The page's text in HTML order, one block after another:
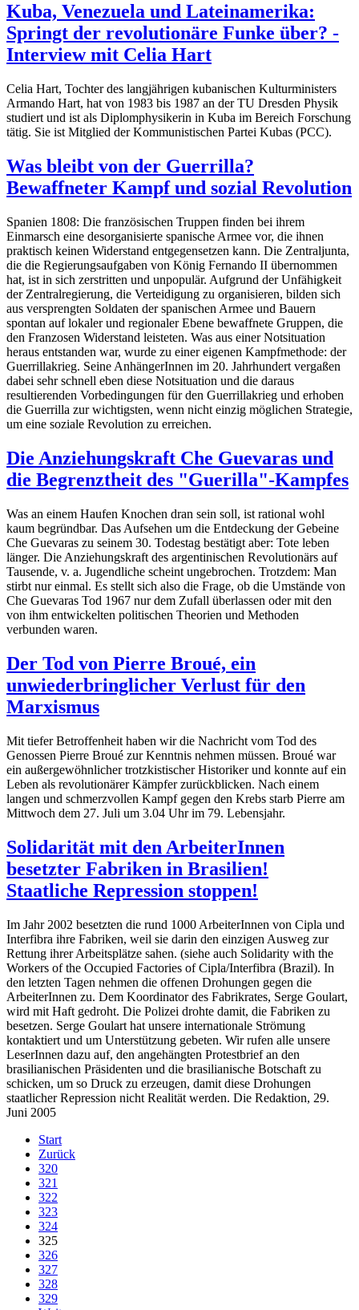
Kuba, Venezuela und Lateinamerika:
Springt der revolutionäre Funke über? -
Interview mit Celia Hart
Celia Hart, Tochter des langjährigen kubanischen Kulturministers
Armando Hart, hat von 1983 bis 1987 an der TU Dresden Physik
studiert und ist als Diplomphysikerin in Kuba im Bereich Forschung
tätig. Sie ist Mitglied der Kommunistischen Partei Kubas (PCC).
Was bleibt von der Guerrilla?
Bewaffneter Kampf und sozial Revolution
Spanien 1808: Die französischen Truppen finden bei ihrem
Einmarsch eine desorganisierte spanische Armee vor, die ihnen
praktisch keinen Widerstand entgegensetzen kann. Die Zentraljunta,
die die Regierungsaufgaben von König Fernando II übernommen
hat, ist in sich zerstritten und unpopulär. Aufgrund der Unfähigkeit
der Zentralregierung, die Verteidigung zu organisieren, bilden sich
aus versprengten Soldaten der spanischen Armee und Bauern
spontan auf lokaler und regionaler Ebene bewaffnete Gruppen, die
den Franzosen Widerstand leisteten. Was aus einer Notsituation
heraus entstanden war, wurde zu einer eigenen Kampfmethode: der
Guerrillakrieg. Seine AnhängerInnen im 20. Jahrhundert vergaßen
dabei sehr schnell eben diese Notsituation und die daraus
resultierenden Vorbedingungen für den Guerrillakrieg und erhoben
die Guerrilla zur wichtigsten, wenn nicht einzig möglichen Strategie,
um eine soziale Revolution zu erreichen.
Die Anziehungskraft Che Guevaras und
die Begrenztheit des "Guerilla"-Kampfes
Was an einem Haufen Knochen dran sein soll, ist rational wohl
kaum begründbar. Das Aufsehen um die Entdeckung der Gebeine
Che Guevaras zu seinem 30. Todestag bestätigt aber: Tote leben
länger. Die Anziehungskraft des argentinischen Revolutionärs auf
Tausende, v. a. Jugendliche scheint ungebrochen. Trotzdem: Man
stirbt nur einmal. Es stellt sich also die Frage, ob die Umstände von
Che Guevaras Tod 1967 nur dem Zufall überlassen oder mit den
von ihm entwickelten politischen Theorien und Methoden
verbunden waren.
Der Tod von Pierre Broué, ein
unwiederbringlicher Verlust für den
Marxismus
Mit tiefer Betroffenheit haben wir die Nachricht vom Tod des
Genossen Pierre Broué zur Kenntnis nehmen müssen. Broué war
ein außergewöhnlicher trotzkistischer Historiker und konnte auf ein
Leben als revolutionärer Kämpfer zurückblicken. Nach einem
langen und schmerzvollen Kampf gegen den Krebs starb Pierre am
Mittwoch dem 27. Juli um 3.04 Uhr im 79. Lebensjahr.
Solidarität mit den ArbeiterInnen
besetzter Fabriken in Brasilien!
Staatliche Repression stoppen!
Im Jahr 2002 besetzten die rund 1000 ArbeiterInnen von Cipla und
Interfibra ihre Fabriken, weil sie darin den einzigen Ausweg zur
Rettung ihrer Arbeitsplätze sahen. (siehe auch Solidarity with the
Workers of the Occupied Factories of Cipla/Interfibra (Brazil). In
den letzten Tagen nehmen die offenen Drohungen gegen die
ArbeiterInnen zu. Dem Koordinator des Fabrikrates, Serge Goulart,
wird mit Haft gedroht. Die Polizei drohte damit, die Fabriken zu
besetzen. Serge Goulart hat unsere internationale Strömung
kontaktiert und um Unterstützung gebeten. Wir rufen alle unsere
LeserInnen dazu auf, den angehängten Protestbrief an den
brasilianischen Präsidenten und die brasilianische Botschaft zu
schicken, um so Druck zu erzeugen, damit diese Drohungen
staatlicher Repression nicht Realität werden. Die Redaktion, 29.
Juni 2005
Start
Zurück
320
321
322
323
324
325
326
327
328
329